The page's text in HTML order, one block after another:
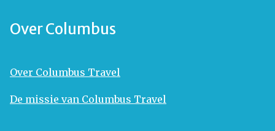
Over Columbus
Over Columbus Travel
De missie van Columbus Travel